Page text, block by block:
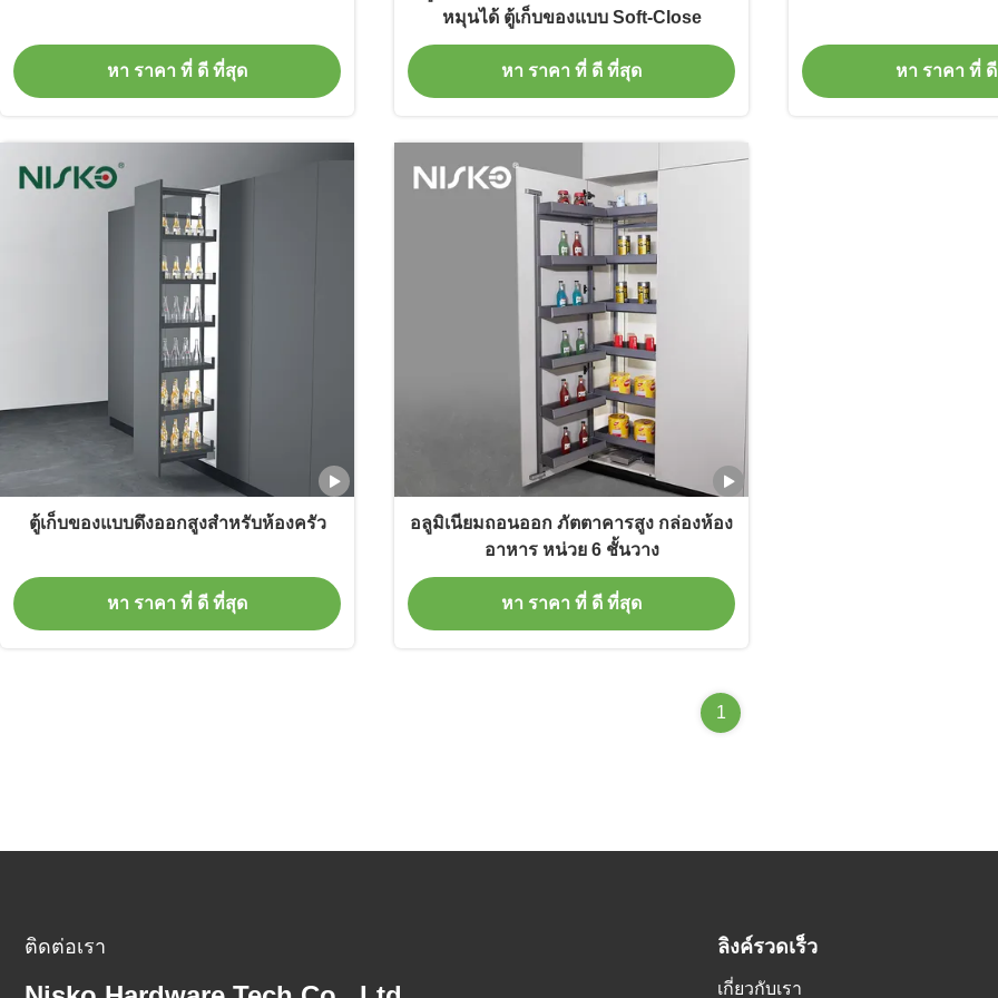
หา ราคา ที่ ดี ที่สุด
หมุนได้ ตู้เก็บของแบบ Soft-Close
หา ราคา ที่ ดี ที่สุด หา ราคา ที่
ตู้เก็บของแบบดึงออกสูงสำหรับห้องครัว
หา ราคา ที่ ดี ที่สุด
อลูมิเนียมถอนออก ภัตตาคารสูง กล่องห้อง
อาหาร หน่วย 6 ชั้นวาง
หา ราคา ที่ ดี ที่สุด
1
ติดต่อเรา ลิงค์รวดเร็ว
เกี่ยวกับเรา